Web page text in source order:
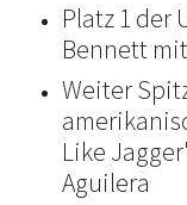
Platz 1 der
Bennett
Weiter
Like
Aguilera